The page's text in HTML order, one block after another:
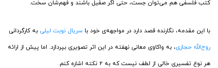
کتب فلسفی هم می‌توان جست، حتی اگر صقیل باشند و فهم‌شان سخت.
با این مقدمه، نگارنده قصد دارد در مواجهه‌ی خود با سریال نوبت لیلی به کارگردانی
روح‌الله حجازی، به واکاوی معانی نهفته در این اثر تصویری بپردازد. اما پیش از ارائه
هر نوع تفسیری خالی از لطف نیست که به ۲ نکته اشاره کنم.